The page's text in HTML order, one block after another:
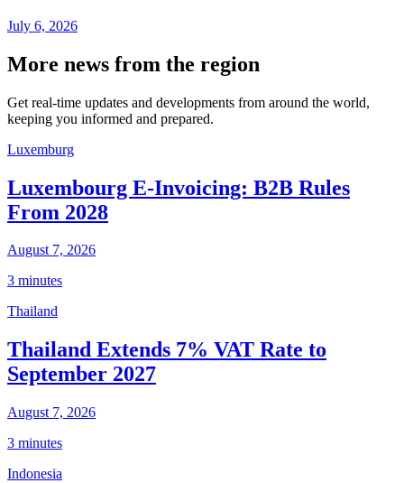
July 6, 2026
More news from the region
Get real-time updates and developments from around the world,
keeping you informed and prepared.
Luxemburg
Luxembourg E-Invoicing: B2B Rules
From 2028
August 7, 2026
3 minutes
Thailand
Thailand Extends 7% VAT Rate to
September 2027
August 7, 2026
3 minutes
Indonesia